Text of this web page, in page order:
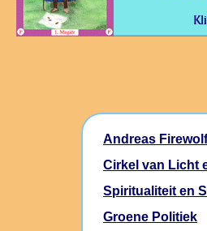
Andreas Firewolf
Cirkel van Licht
Spiritualiteit en
Groene Politiek